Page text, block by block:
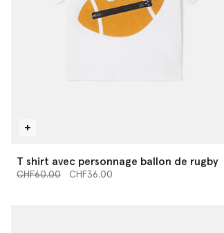
T shirt avec personnage ballon de rugby
Prix réduit à partir de
CHF60.00jusqu’à
CHF36.00